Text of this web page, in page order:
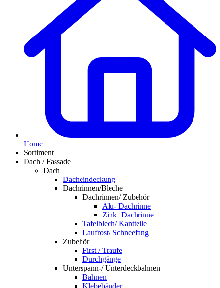
Home
Sortiment
Dach / Fassade
Dach
Dacheindeckung
Dachrinnen/Bleche
Dachrinnen/ Zubehör
Alu- Dachrinne
Zink- Dachrinne
Tafelblech/ Kantteile
Laufrost/ Schneefang
Zubehör
First / Traufe
Durchgänge
Unterspann-/ Unterdeckbahnen
Bahnen
Klebebänder